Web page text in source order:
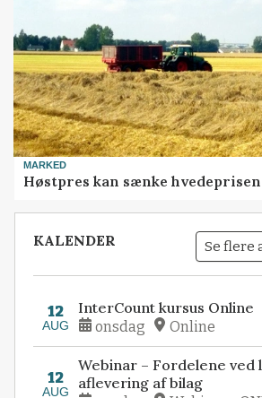
MARKED
Høstpres kan sænke
KALENDER Se flere
12
AUG
InterCount kursus Online
onsdag Online
12
AUG
Webinar – Fordelene ved
aflevering af bilag